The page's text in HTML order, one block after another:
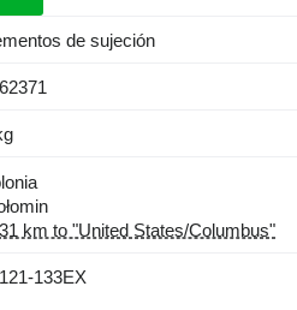
de sujeción
km to "United States/Columbus"
133EX